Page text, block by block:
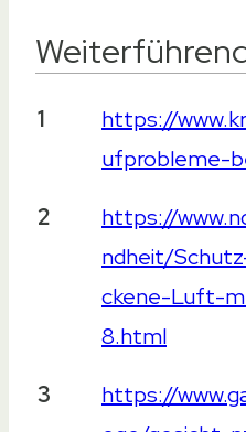
Weiterführende
1
https://
ufprobleme-
2
https://
ndheit/
ckene-Luft-
8.html
3
https://